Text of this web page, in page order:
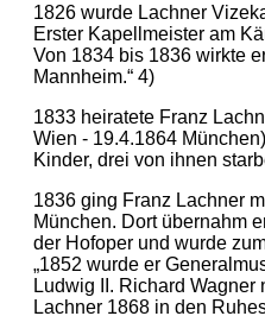
1826 wurde Lachner
Erster Kapellmeister am
Von 1834 bis 1836 wirkte
Mannheim.“ 4)
1833 heiratete Franz
Wien - 19.4.1864
Kinder, drei von ihnen
1836 ging Franz Lachner
München. Dort übernahm
der Hofoper und wurde
„1852 wurde er
Ludwig II. Richard Wagner
Lachner 1868 in den